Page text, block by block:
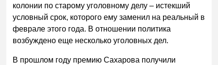
колонии по старому уголовному делу – истекший
условный срок, которого ему заменил на реальный в
феврале этого года. В отношении политика
возбуждено еще несколько уголовных дел.
В прошлом году премию Сахарова получили